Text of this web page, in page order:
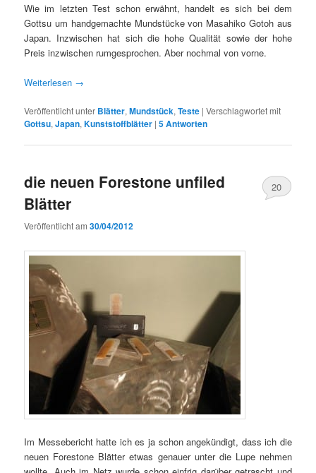
Wie im letzten Test schon erwähnt, handelt es sich bei dem
Gottsu um handgemachte Mundstücke von Masahiko Gotoh aus
Japan. Inzwischen hat sich die hohe Qualität sowie der hohe
Preis inzwischen rumgesprochen. Aber nochmal von vorne.
Weiterlesen →
Veröffentlicht unter Blätter,Mundstück,Teste |Verschlagwortet mit
Gottsu,Japan,Kunststoffblätter |5Antworten
die neuen Forestone unfiled
Blätter
Veröffentlicht am30/04/2012
20
Im Messebericht hatte ich es ja schon angekündigt, dass ich die
neuen Forestone Blätter etwas genauer unter die Lupe nehmen